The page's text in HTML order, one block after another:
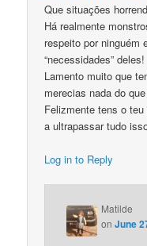
Que situações
Há realmente
respeito por ninguém
“necessidades” deles!
Lamento muito que
merecias nada do
Felizmente tens o
a ultrapassar tudo
Log in to Reply
Matilde
onJune